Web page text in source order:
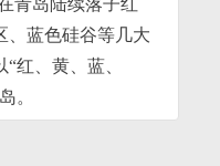
青岛陆续落子红
、蓝色硅谷等几大
红、黄、蓝、
。